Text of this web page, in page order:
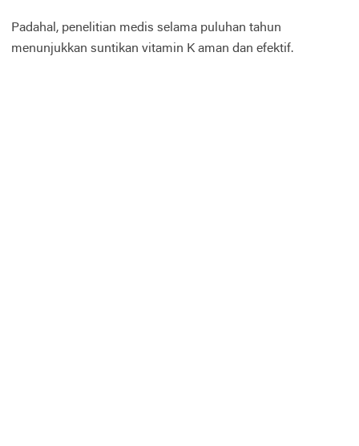
Padahal, penelitian medis selama puluhan tahun
menunjukkan suntikan vitamin K aman dan efektif.